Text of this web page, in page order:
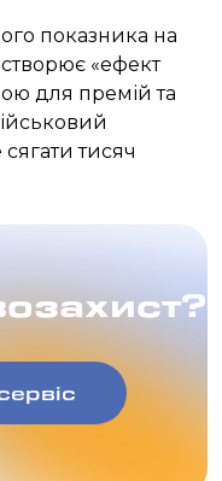
показника на
«ефект
для премій та
тисяч